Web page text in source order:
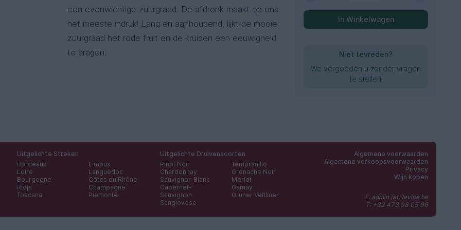
een evenwichtige zuurgraad. De afdronk maakt op ons
het meeste indruk! Lang en aanhoudend, lijkt de mooie
zuurgraad het rode fruit en de kruiden een eeuwigheid
te dragen.
In Winkelwagen
Niet tevreden?
We vergoeden u zonder vragen
te stellen!
Uitgelichte Streken
Bordeaux
Loire
Bourgogne
Rioja
Toscana
Limoux
Languedoc
Côtes du Rhône
Champagne
Piemonte
Uitgelichte Druivensoorten
Pinot Noir
Chardonnay
Sauvignon Blanc
Cabernet-
Sauvignon
Sangiovese
Tempranillo
Grenache Noir
Merlot
Gamay
Grüner Veltliner
Algemene voorwaarden
Algemene verkoopsvoorwaarden
Privacy
Wijn kopen
E: admin (at) levipe.be
T: +32 473 98 05 96